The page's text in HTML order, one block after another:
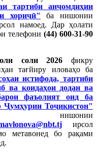
тартиби анҷомдиҳии
хориҷӣ" ба нишонии
намоед. Дар ҳолати
телефони (44) 600-31-90
соли 2026 фикру
тағйиру иловаҳо ба
истифода, тартиби
ва қоидаҳои додан ва
фаъолият оид ба
Ҷумҳурии Тоҷикистон"
ирсол
метавонед бо рақами